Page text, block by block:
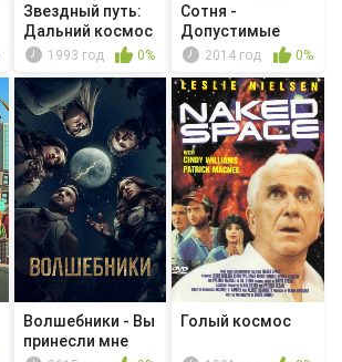
Звездный путь:
Дальний космос
9 - Изм...
1993 год 0%
Сотня -
Допустимые
потери
2014 год 0%
Волшебники - Вы
принесли мне
Голый космос